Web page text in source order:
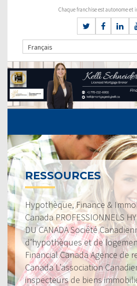
Chaque franchise est autonome et
Français
RESSOURCES
Hypothèque, Finance &
Canada PROFESSIONNELS
DU CANADA Société
d’hypothèques et de
Financial Canada Agence de
Canada L’association
inspecteurs de biens